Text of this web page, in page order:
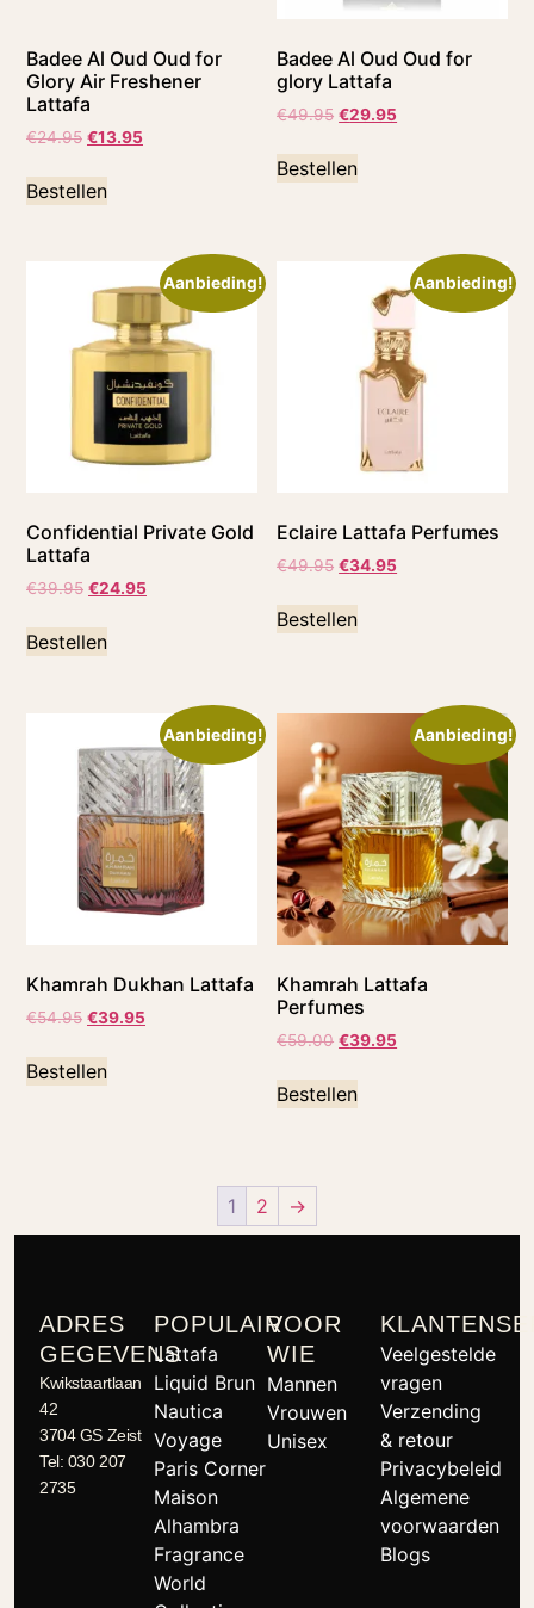
Badee Al Oud Oud for
Glory Air Freshener
Lattafa
€24.95 €13.95
Bestellen
Badee Al Oud Oud for
glory Lattafa
€49.95 €29.95
Bestellen
Aanbieding!
Confidential Private Gold
Lattafa
€39.95 €24.95
Bestellen
Aanbieding!
Eclaire Lattafa Perfumes
€49.95 €34.95
Bestellen
Aanbieding!
Khamrah Dukhan Lattafa
€54.95 €39.95
Bestellen
Aanbieding!
Khamrah Lattafa
Perfumes
€59.00 €39.95
Bestellen
1 2 →
ADRES
GEGEVENS
Kwikstaartlaan
42
3704 GS Zeist
Tel: 030 207
2735
POPULAIR
Lattafa
Liquid Brun
Nautica
Voyage
Paris Corner
Maison
Alhambra
Fragrance
World
VOOR
WIE
Mannen
Vrouwen
Unisex
Veelgestelde
vragen
Verzending
& retour
Privacybeleid
Algemene
voorwaarden
Blogs